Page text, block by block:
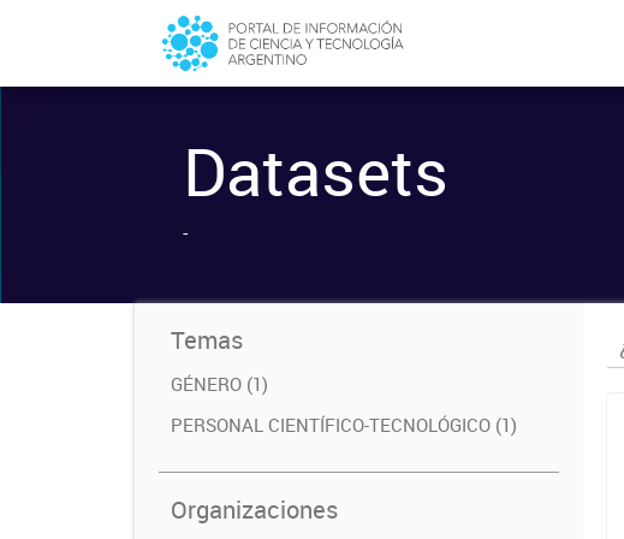
Datasets
-
Temas
GÉNERO (1)
PERSONAL CIENTÍFICO-TECNOLÓGICO (1)
Organizaciones